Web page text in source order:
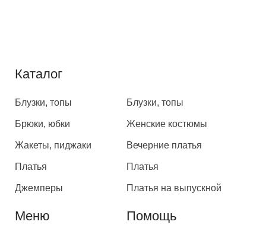
Каталог
Блузки, топы
Брюки, юбки
Жакеты, пиджаки
Платья
Джемперы
Блузки, топы
Женские костюмы
Вечерние платья
Платья
Платья на выпускной
Меню Помощь